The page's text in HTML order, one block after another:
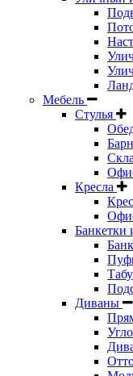
Мебель
Стулья
Кресла
Банкетки
Диваны